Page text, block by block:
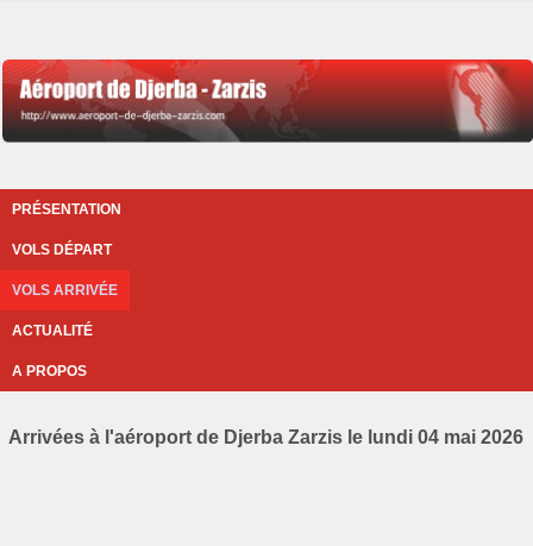
PRÉSENTATION
VOLS DÉPART
VOLS ARRIVÉE
ACTUALITÉ
A PROPOS
Arrivées à l'aéroport de Djerba Zarzis le lundi 04 mai 2026